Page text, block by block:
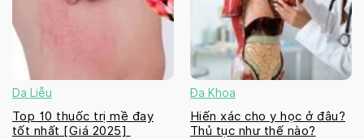
Da Liễu
Top 10 thuốc trị mề đay
tốt nhất [Giá 2025]
Đa Khoa
Hiến xác cho y học ở đâu?
Thủ tục như thế nào?